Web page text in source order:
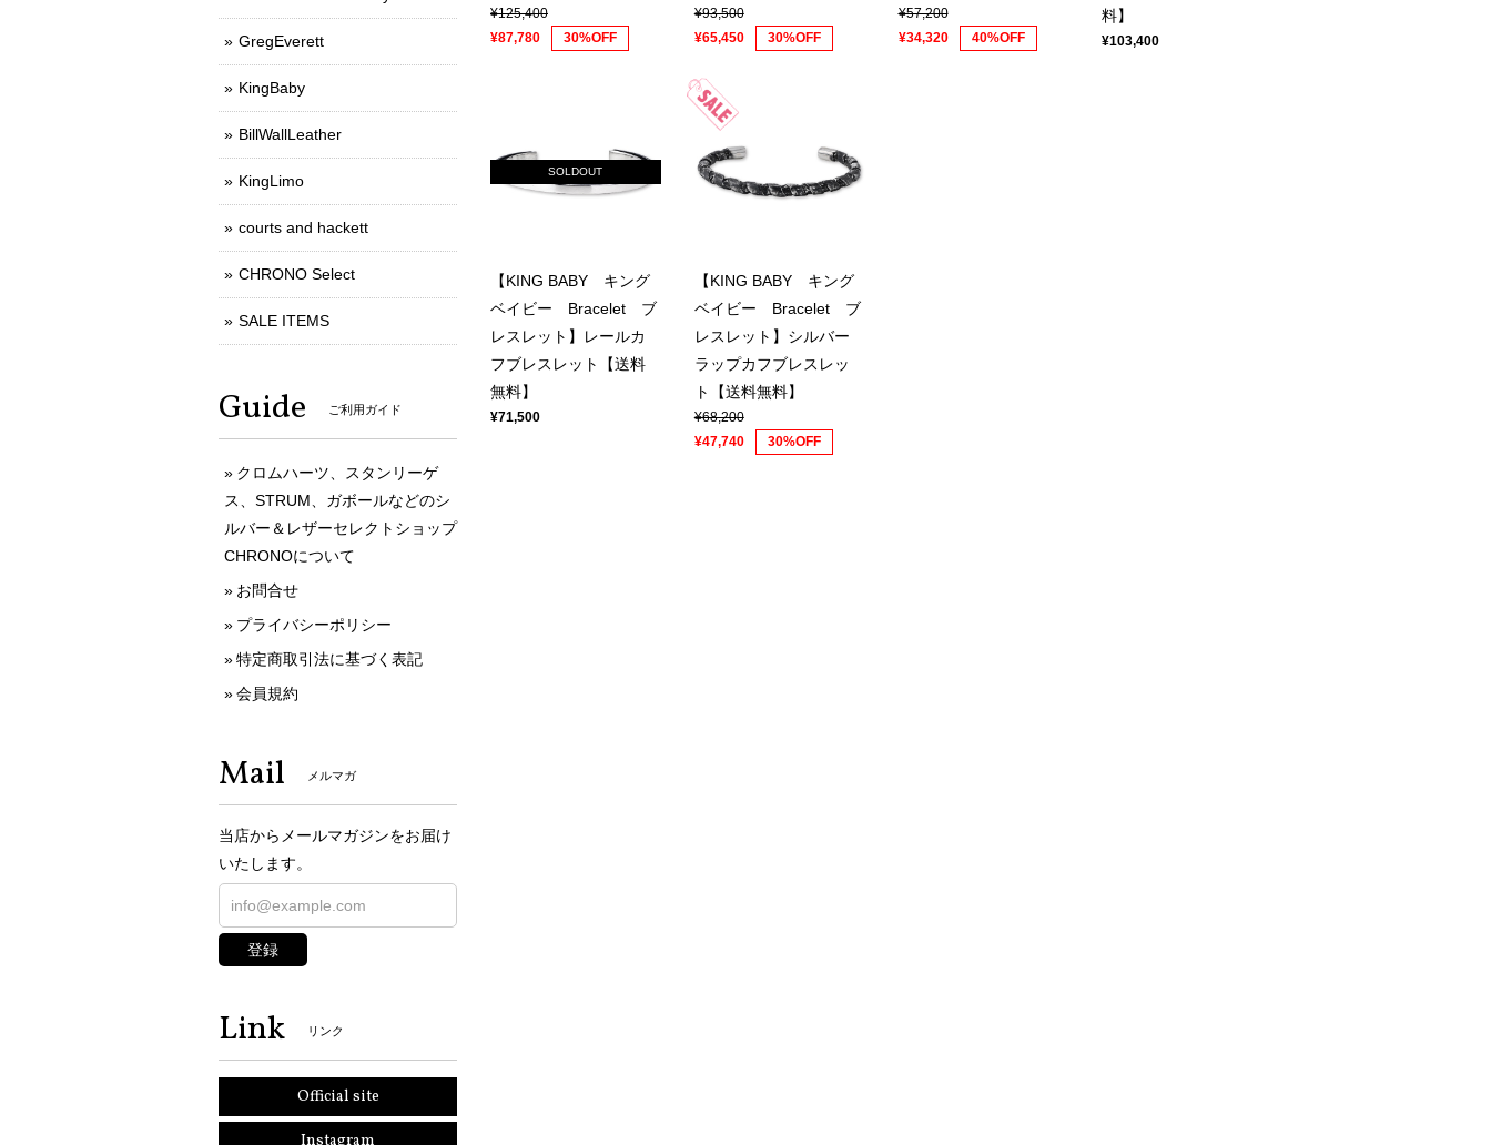
¥125,400
¥87,780
30%OFF
¥93,500
¥65,450
30%OFF
¥57,200
¥34,320
40%OFF
料】
¥103,400
SOLDOUT
【KING BABY キング
ベイビー Bracelet ブ
レスレット】レールカ
フブレスレット【送料
無料】
¥71,500
【KING BABY キング
ベイビー Bracelet ブ
レスレット】シルバー
ラップカフブレスレッ
ト【送料無料】
¥68,200
¥47,740
30%OFF
GregEverett
KingBaby
BillWallLeather
KingLimo
courts and hackett
CHRONO Select
SALE ITEMS
Guide ご利用ガイド
クロムハーツ、スタンリーゲ
ス、STRUM、ガボールなどのシ
ルバー＆レザーセレクトショップ
CHRONOについて
お問合せ
プライバシーポリシー
特定商取引法に基づく表記
会員規約
Mail メルマガ
当店からメールマガジンをお届け
いたします。
登録
Link リンク
Official site